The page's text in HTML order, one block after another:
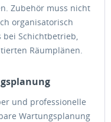
Zubehör muss nicht
organisatorisch
Schichtbetrieb,
Räumplänen.
und professionelle
Wartungsplanung